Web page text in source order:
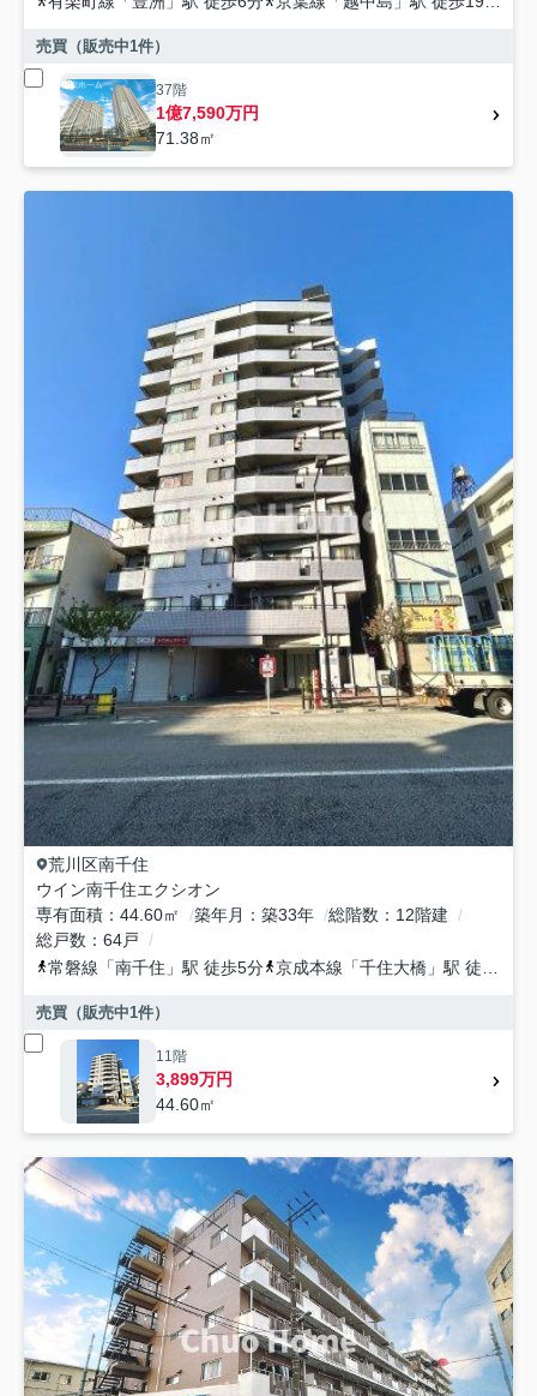
売買（販売中1件）
37階
1億7,590万円
71.38㎡
荒川区南千住
ウイン南千住エクシオン
専有面積
44.60㎡ 築年月 築33年 総階数
12階建
総戸数
64戸
常磐線 「南千住 」駅 徒歩5分 京成本線 「千住大橋 」駅 徒歩10分
売買（販売中1件）
11階
3,899万円
44.60㎡